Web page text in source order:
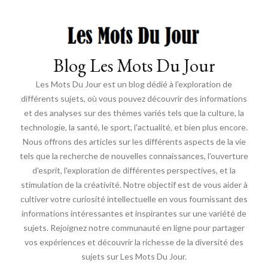
Blog Les Mots Du Jour
Les Mots Du Jour est un blog dédié à l'exploration de
différents sujets, où vous pouvez découvrir des informations
et des analyses sur des thèmes variés tels que la culture, la
technologie, la santé, le sport, l'actualité, et bien plus encore.
Nous offrons des articles sur les différents aspects de la vie
tels que la recherche de nouvelles connaissances, l'ouverture
d'esprit, l'exploration de différentes perspectives, et la
stimulation de la créativité. Notre objectif est de vous aider à
cultiver votre curiosité intellectuelle en vous fournissant des
informations intéressantes et inspirantes sur une variété de
sujets. Rejoignez notre communauté en ligne pour partager
vos expériences et découvrir la richesse de la diversité des
sujets sur Les Mots Du Jour.